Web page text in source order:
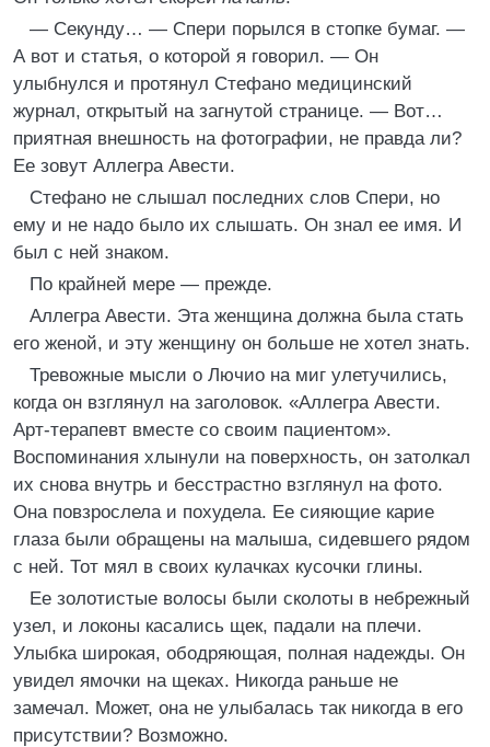
— Секунду… — Спери порылся в стопке бумаг. —
А вот и статья, о которой я говорил. — Он
улыбнулся и протянул Стефано медицинский
журнал, открытый на загнутой странице. — Вот…
приятная внешность на фотографии, не правда ли?
Ее зовут Аллегра Авести.
Стефано не слышал последних слов Спери, но
ему и не надо было их слышать. Он знал ее имя. И
был с ней знаком.
По крайней мере — прежде.
Аллегра Авести. Эта женщина должна была стать
его женой, и эту женщину он больше не хотел знать.
Тревожные мысли о Лючио на миг улетучились,
когда он взглянул на заголовок. «Аллегра Авести.
Арт-терапевт вместе со своим пациентом».
Воспоминания хлынули на поверхность, он затолкал
их снова внутрь и бесстрастно взглянул на фото.
Она повзрослела и похудела. Ее сияющие карие
глаза были обращены на малыша, сидевшего рядом
с ней. Тот мял в своих кулачках кусочки глины.
Ее золотистые волосы были сколоты в небрежный
узел, и локоны касались щек, падали на плечи.
Улыбка широкая, ободряющая, полная надежды. Он
увидел ямочки на щеках. Никогда раньше не
замечал. Может, она не улыбалась так никогда в его
присутствии? Возможно.